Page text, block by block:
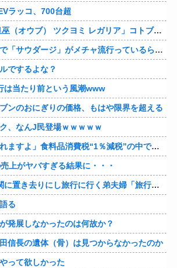
ラッコ、700台超
「メガミデバイス 皇巫（オウブ） ツクヨミ レガリア」コトブキヤデビュー…
今、中高生たちの間で「サウダージ」がメチャ流行っているらしい
でするよな？
は当たり前という風潮www
ンのおにぎりの価格、もはや限界を超える
、なんJ民登場ｗｗｗｗｗ
【社会】「飲食店潰れますよ」食料品消費税“1％減税”の中で上がる懸念 外食は10％で“9％”差に…一方で対象の弁当店でも悲痛な声「値下げできない…」
上がヤバすぎる結果に・・・
【衝撃】0歳児を玄関に置き去りにし旅行に行く弟夫婦「旅行中、1ヶ月世話しろw」18年後に返せと言われ「お前らの子供、捨てたよ?」「は!?」
る
発展しなかったのは何故か？
信長の遺体（骨）は見つからなかったのか
って欲しかった